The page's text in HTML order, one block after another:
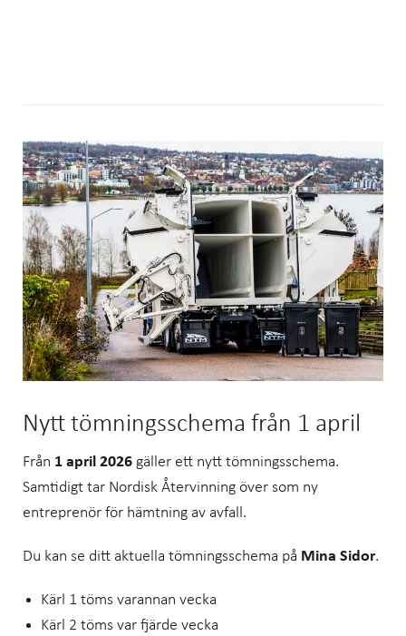
Nytt tömningsschema från 1 april
Från 1 april 2026 gäller ett nytt tömningsschema.
Samtidigt tar Nordisk Återvinning över som ny
entreprenör för hämtning av avfall.
Du kan se ditt aktuella tömningsschema på Mina Sidor.
Kärl 1 töms varannan vecka
Kärl 2 töms var fjärde vecka